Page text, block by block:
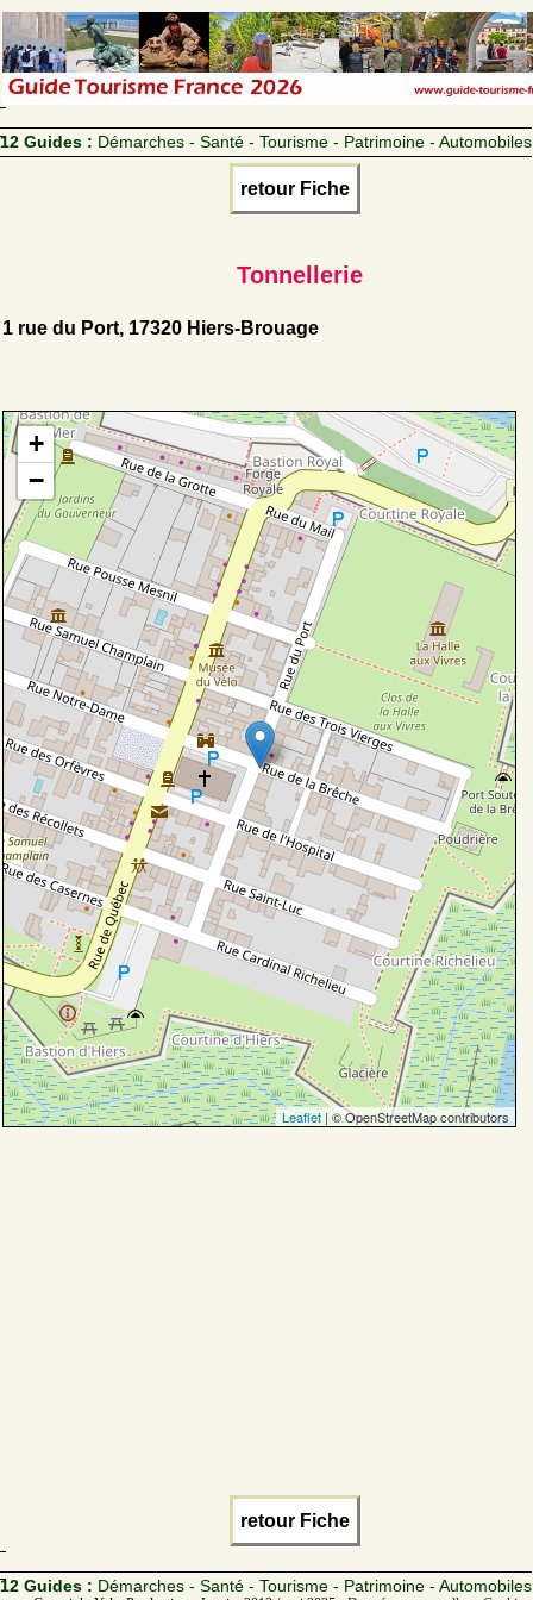
12 Guides : Démarches - Santé - Tourisme - Patrimoine - Automobiles
retour Fiche
Tonnellerie
1 rue du Port, 17320 Hiers-Brouage
+
−
Leaflet| © OpenStreetMap contributors
retour Fiche
12 Guides : Démarches - Santé - Tourisme - Patrimoine - Automobiles